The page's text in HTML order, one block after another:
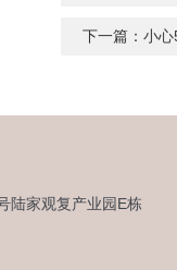
下一篇： 小心
陆家观复产业园E栋